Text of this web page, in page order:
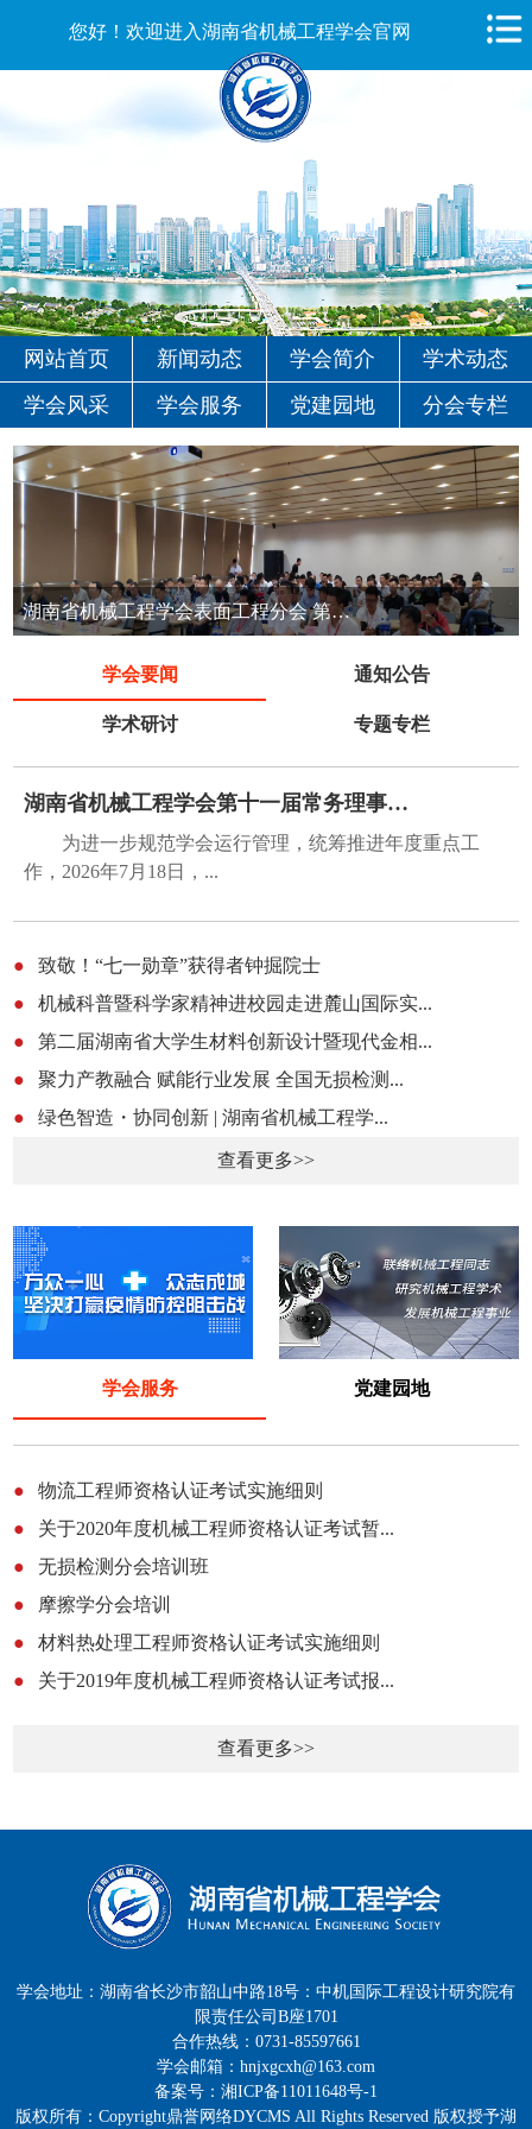
您好！欢迎进入湖南省机械工程学会官网
网站首页 新闻动态 学会简介
学术动态
学会风采
学会服务 党建园地 分会专栏
湖南省机械工程学会召开第十届七次常务理事会议
学会要闻 通知公告
学术研讨 专题专栏
湖南省机械工程学会第十一届常务理事会第五...
为进一步规范学会运行管理，统筹推进年度重点工
作，2026年7月18日，...
●
致敬！“七一勋章”获得者钟掘院士
●
机械科普暨科学家精神进校园走进麓山国际实...
●
第二届湖南省大学生材料创新设计暨现代金相...
●
聚力产教融合 赋能行业发展 全国无损检测...
●
绿色智造・协同创新 | 湖南省机械工程学...
查看更多>>
学会服务 党建园地
●
物流工程师资格认证考试实施细则
●
关于2020年度机械工程师资格认证考试暂...
●
无损检测分会培训班
●
摩擦学分会培训
●
材料热处理工程师资格认证考试实施细则
●
关于2019年度机械工程师资格认证考试报...
查看更多>>
学会地址：湖南省长沙市韶山中路18号：中机国际工程设计研究院有
限责任公司B座1701
合作热线：0731-85597661
学会邮箱：hnjxgcxh@163.com
备案号：湘ICP备11011648号-1
版权所有：Copyright鼎誉网络DYCMS All Rights Reserved 版权授予湖